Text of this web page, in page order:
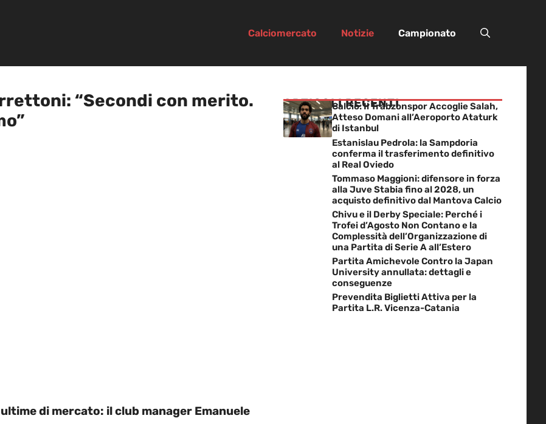
Calciomercato Notizie Campionato
“Secondi con merito.
di mercato: il club manager Emanuele
ARTICOLI RECENTI
Calcio: Il Trabzonspor Accoglie Salah,
Atteso Domani all’Aeroporto Ataturk
di Istanbul
Estanislau Pedrola: la Sampdoria
conferma il trasferimento definitivo
al Real Oviedo
Tommaso Maggioni: difensore in forza
alla Juve Stabia fino al 2028, un
acquisto definitivo dal Mantova Calcio
Chivu e il Derby Speciale: Perché i
Trofei d’Agosto Non Contano e la
Complessità dell’Organizzazione di
una Partita di Serie A all’Estero
Partita Amichevole Contro la Japan
University annullata: dettagli e
conseguenze
Prevendita Biglietti Attiva per la
Partita L.R. Vicenza-Catania